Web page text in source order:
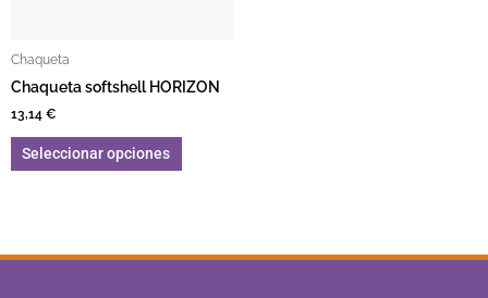
Chaqueta
Chaqueta softshell HORIZON
13,14 €
Seleccionar opciones